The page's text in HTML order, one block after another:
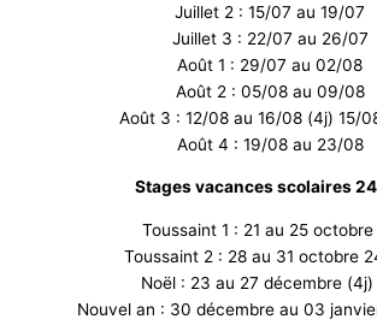
Juillet 2 : 15/07 au 19/07
Juillet 3 : 22/07 au 26/07
Août 1 : 29/07 au 02/08
Août 2 : 05/08 au 09/08
Août 3 : 12/08 au 16/08 (4j) 15/
Août 4 : 19/08 au 23/08
Stages vacances scolaires
Toussaint 1 : 21 au 25 octobre
Toussaint 2 : 28 au 31 octobre
Noël : 23 au 27 décembre (4j)
Nouvel an : 30 décembre au 03